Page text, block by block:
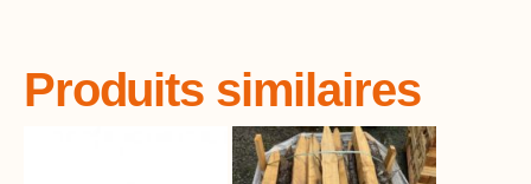
Produits similaires